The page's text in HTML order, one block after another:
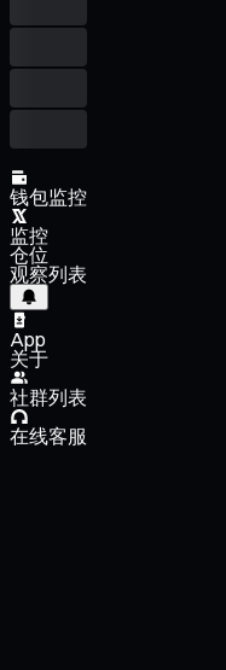
钱包监控
监控
仓位
观察列表
App
关于
社群列表
在线客服